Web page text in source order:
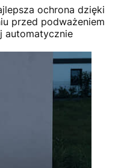
ochrona dzięki
przed podważeniem
automatycznie